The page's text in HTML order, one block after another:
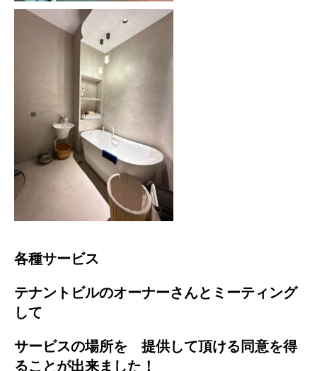
各種サービス
テナントビルのオーナーさんとミーティング
して
サービスの場所を 提供して頂ける同意を得
ることが出来ました！